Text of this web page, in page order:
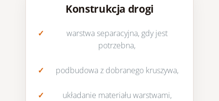
Konstrukcja drogi
warstwa separacyjna, gdy jest
potrzebna,
podbudowa z dobranego kruszywa,
układanie materiału warstwami,